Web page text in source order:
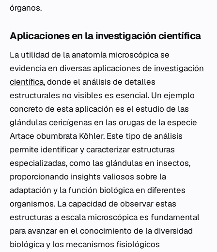
órganos.
Aplicaciones en la investigación científica
La utilidad de la anatomía microscópica se
evidencia en diversas aplicaciones de investigación
científica, donde el análisis de detalles
estructurales no visibles es esencial. Un ejemplo
concreto de esta aplicación es el estudio de las
glándulas cericígenas en las orugas de la especie
Artace obumbrata Köhler. Este tipo de análisis
permite identificar y caracterizar estructuras
especializadas, como las glándulas en insectos,
proporcionando insights valiosos sobre la
adaptación y la función biológica en diferentes
organismos. La capacidad de observar estas
estructuras a escala microscópica es fundamental
para avanzar en el conocimiento de la diversidad
biológica y los mecanismos fisiológicos